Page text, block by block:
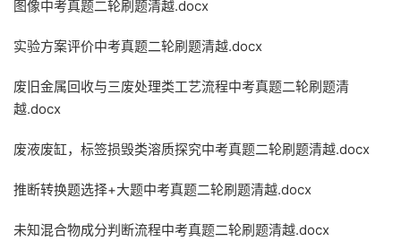
图像中考真题二轮刷题清越.docx
实验方案评价中考真题二轮刷题清越.docx
废旧金属回收与三废处理类工艺流程中考真题二轮刷题清
越.docx
废液废缸，标签损毁类溶质探究中考真题二轮刷题清越.docx
推断转换题选择+大题中考真题二轮刷题清越.docx
未知混合物成分判断流程中考真题二轮刷题清越.docx